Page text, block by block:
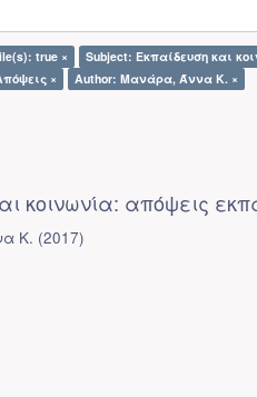
true ×
Subject: Εκπαίδευση και
×
Author: Μανάρα, Άννα Κ. ×
κοινωνία: απόψεις
Κ. (2017)